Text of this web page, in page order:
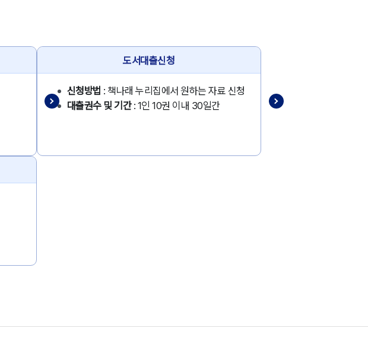
도서대출신청
신청방법 : 책나래 누리집에서 원하는 자료 신청
대출권수 및 기간: 1인 10권 이내 30일간